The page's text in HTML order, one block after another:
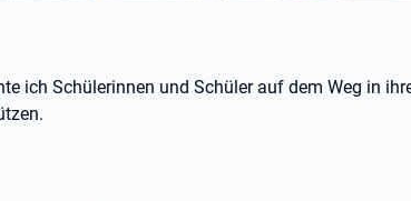
ich Schülerinnen und Schüler auf dem Weg in